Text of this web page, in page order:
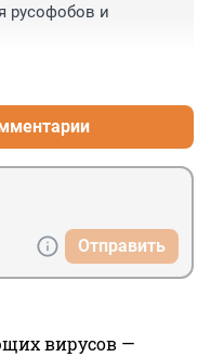
русофобов и
Отправить
вирусов —